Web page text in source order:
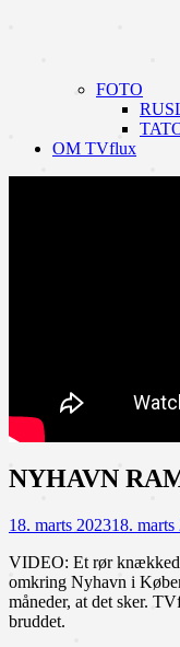
FOTO
OM TVflux
NYHAVN
18. marts 202318. marts
VIDEO: Et rør
omkring Nyhavn i
måneder, at det sker.
bruddet.